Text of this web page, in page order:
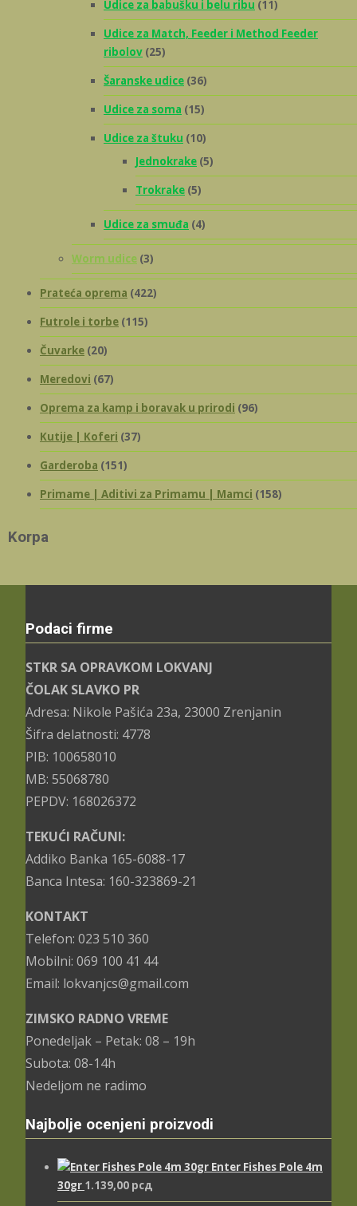
Udice za babušku i belu ribu (11)
Udice za Match, Feeder i Method Feeder
ribolov (25)
Šaranske udice (36)
Udice za soma (15)
Udice za štuku (10)
Jednokrake (5)
Trokrake (5)
Udice za smuđa (4)
Worm udice (3)
Prateća oprema (422)
Futrole i torbe (115)
Čuvarke (20)
Meredovi (67)
Oprema za kamp i boravak u prirodi (96)
Kutije | Koferi (37)
Garderoba (151)
Primame | Aditivi za Primamu | Mamci (158)
Korpa
Podaci firme
STKR SA OPRAVKOM LOKVANJ
ČOLAK SLAVKO PR
Adresa: Nikole Pašića 23a, 23000 Zrenjanin
Šifra delatnosti: 4778
PIB: 100658010
MB: 55068780
PEPDV: 168026372
TEKUĆI RAČUNI:
Addiko Banka 165-6088-17
Banca Intesa: 160-323869-21
KONTAKT
Telefon: 023 510 360
Mobilni: 069 100 41 44
Email: lokvanjcs@gmail.com
ZIMSKO RADNO VREME
Ponedeljak – Petak: 08 – 19h
Subota: 08-14h
Nedeljom ne radimo
Najbolje ocenjeni proizvodi
Enter Fishes Pole 4m
30gr 1.139,00 рсд